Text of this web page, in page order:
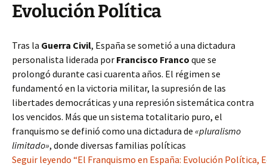
Evolución Política
Tras la Guerra Civil, España se sometió a una dictadura
personalista liderada por Francisco Franco que se
prolongó durante casi cuarenta años. El régimen se
fundamentó en la victoria militar, la supresión de las
libertades democráticas y una represión sistemática contra
los vencidos. Más que un sistema totalitario puro, el
franquismo se definió como una dictadura de «pluralismo
limitado», donde diversas familias políticas
Seguir leyendo “El Franquismo en España: Evolución Política,